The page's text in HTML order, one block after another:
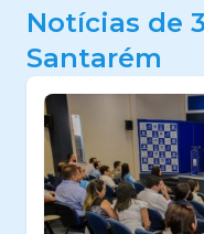
Notícias de
Santarém